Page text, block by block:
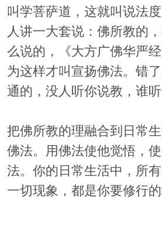
叫学菩萨道，这就叫说法
人讲一大套说：佛所教的
么说的，《大方广佛华严
为这样才叫宣扬佛法。错
通的，没人听你说教，谁
把佛所教的理融合到日常
佛法。用佛法使他觉悟，
法。你的日常生活中，所
一切现象，都是你要修行的